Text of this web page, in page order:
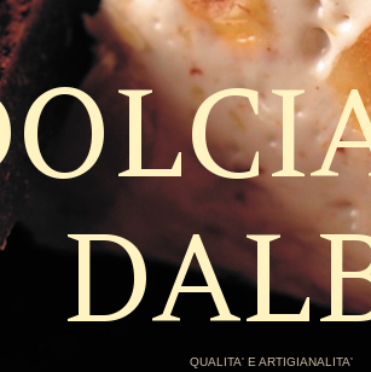
QUALITA' E ARTIGIANALITA'